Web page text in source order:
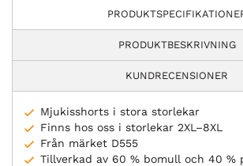
PRODUKTBESKRIVNING
KUNDRECENSIONER
Mjukisshorts i stora storlekar
Finns hos oss i storlekar 2XL–8XL
Från märket D555
Tillverkad av 60 % bomull och 40 %